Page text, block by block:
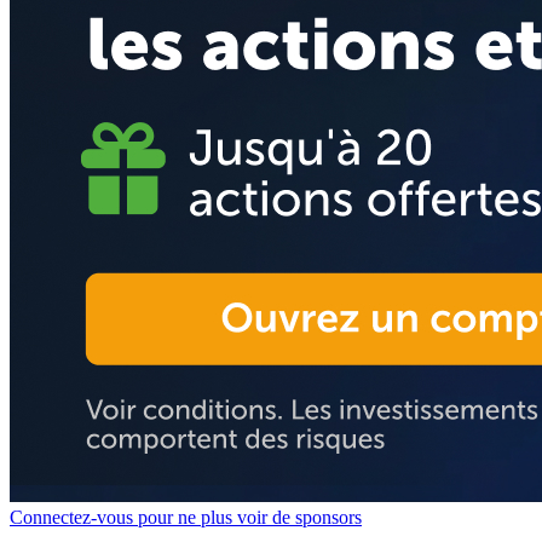
Connectez-vous pour ne plus voir de sponsors